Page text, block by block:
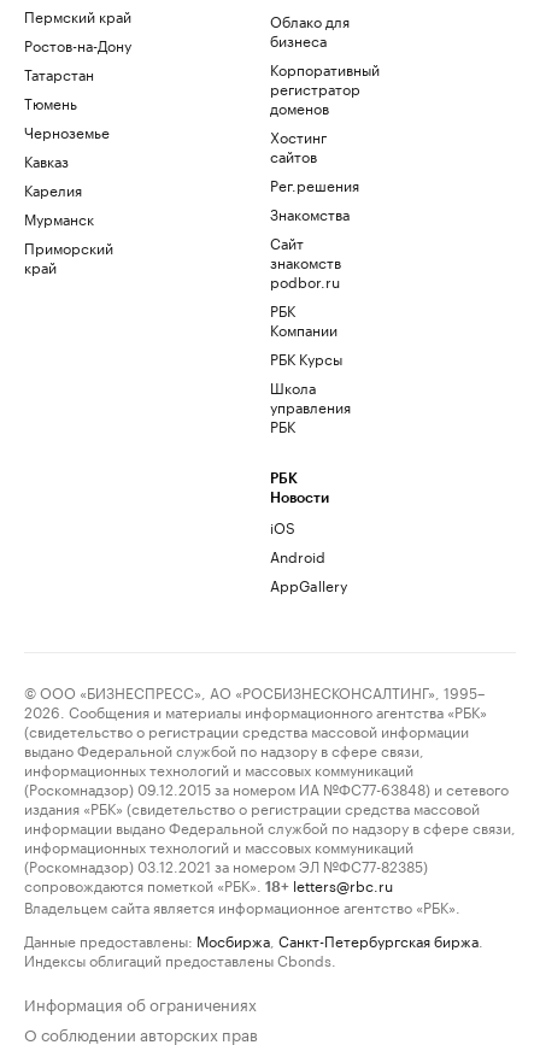
Пермский край
Ростов-на-Дону
Татарстан
Тюмень
Черноземье
Кавказ
Карелия
Мурманск
Приморский
край
Облако для
бизнеса
Корпоративный
регистратор
доменов
Хостинг
сайтов
Рег.решения
Знакомства
Сайт
знакомств
podbor.ru
РБК
Компании
РБК Курсы
Школа
управления
РБК
РБК
Новости
iOS
Android
AppGallery
© ООО «БИЗНЕСПРЕСС», АО «РОСБИЗНЕСКОНСАЛТИНГ», 1995–
2026. Сообщения и материалы информационного агентства «РБК»
(свидетельство о регистрации средства массовой информации
выдано Федеральной службой по надзору в сфере связи,
информационных технологий и массовых коммуникаций
(Роскомнадзор) 09.12.2015 за номером ИА №ФС77-63848) и сетевого
издания «РБК» (свидетельство о регистрации средства массовой
информации выдано Федеральной службой по надзору в сфере связи,
информационных технологий и массовых коммуникаций
(Роскомнадзор) 03.12.2021 за номером ЭЛ №ФС77-82385)
сопровождаются пометкой «РБК».
18+ letters@rbc.ru
Владельцем сайта является информационное агентство «РБК».
Данные предоставлены: Мосбиржа Санкт-Петербургская биржа
Индексы облигаций предоставлены Cbonds.
Информация об ограничениях
О соблюдении авторских прав